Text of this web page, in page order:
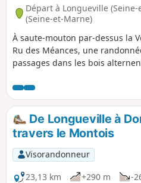
Départ à Longueville
(Seine-et-Marne)
À saute-mouton par-dessus la
Ru des Méances, une
passages dans les bois
Lourps impose son altière
de loin alors que l’Église de
se dévoile qu'au dernier
anciens moulins à eau ajoutent
de cet itinéraire.
De Longueville à
travers le Montois
Visorandonneur
23,13 km
+290 m
-